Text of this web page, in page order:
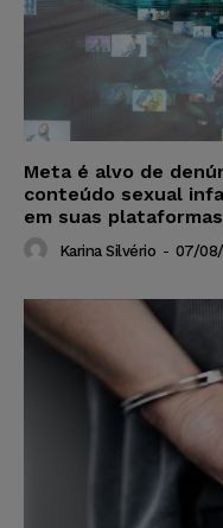
Meta é alvo de
conteúdo sexual
em suas plataformas
Karina Silvério - 07/